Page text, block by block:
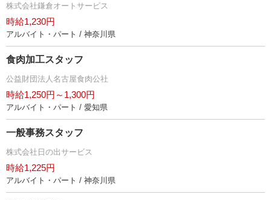
株式会社鎌倉オートサービス
時給1,230円
アルバイト・パート / 神奈川県
食肉加工スタッフ
公益財団法人名古屋食肉公社
時給1,250円～1,300円
アルバイト・パート / 愛知県
一般事務スタッフ
株式会社日の出サービス
時給1,225円
アルバイト・パート / 神奈川県